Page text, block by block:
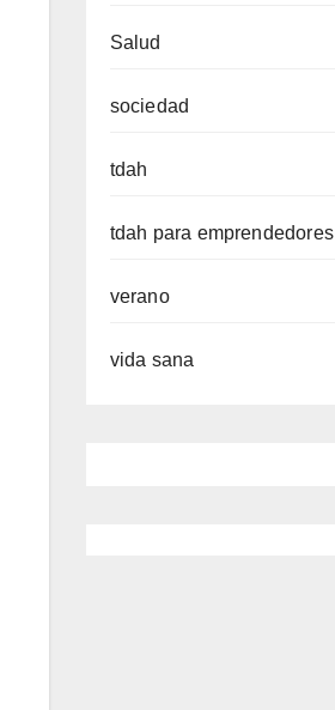
Salud
sociedad
tdah
tdah para emprendedores
verano
vida sana